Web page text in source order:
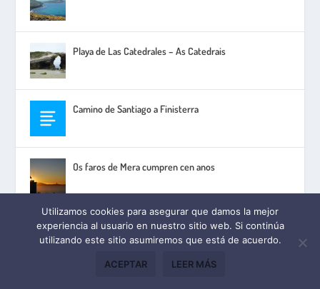
Playa de Las Catedrales – As Catedrais
Camino de Santiago a Finisterra
Os faros de Mera cumpren cen anos
Utilizamos cookies para asegurar que damos la mejor
experiencia al usuario en nuestro sitio web. Si continúa
utilizando este sitio asumiremos que está de acuerdo.
ACEPTAR LEER MÁS